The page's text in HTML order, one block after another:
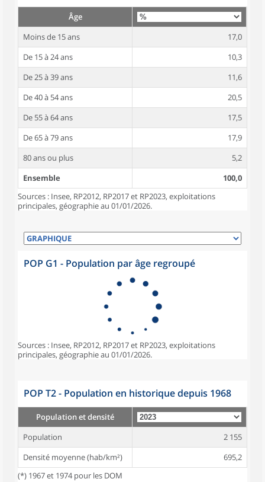
Âge
Moins de 15 ans
17,0
De 15 à 24 ans
10,3
De 25 à 39 ans
11,6
De 40 à 54 ans
20,5
De 55 à 64 ans
17,5
De 65 à 79 ans
17,9
80 ans ou plus
5,2
Ensemble
100,0
Sources : Insee, RP2012, RP2017 et RP2023, exploitations
principales, géographie au 01/01/2026.
POP G1 - Population par âge regroupé
Sources : Insee, RP2012, RP2017 et RP2023, exploitations
principales, géographie au 01/01/2026.
POP T2 - Population en historique depuis 1968
Population et densité
Population
2 155
Densité moyenne (hab/km²)
695,2
(*) 1967 et 1974 pour les DOM